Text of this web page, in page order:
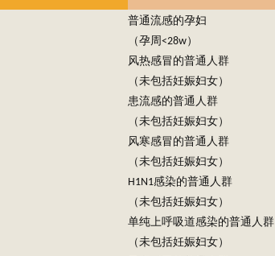
普通流感的孕妇
（孕周<28w）
风热感冒的普通人群
（未包括妊娠妇女）
患流感的普通人群
（未包括妊娠妇女）
风寒感冒的普通人群
（未包括妊娠妇女）
H1N1感染的普通人群
（未包括妊娠妇女）
单纯上呼吸道感染的普通人群
（未包括妊娠妇女）